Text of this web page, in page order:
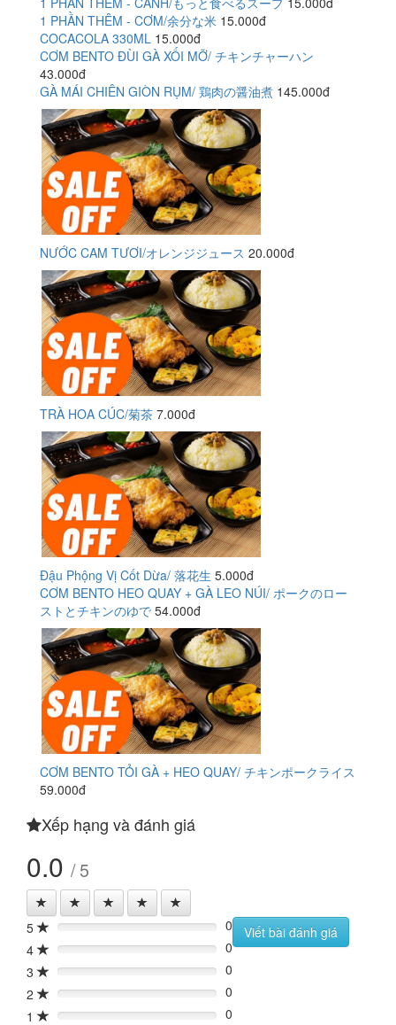
1 PHẦN THÊM - CƠM/余分な米 15.000đ
COCACOLA 330ML 15.000đ
CƠM BENTO ĐÙI GÀ XỐI MỠ/ チキンチャーハン
43.000đ
GÀ MÁI CHIÊN GIÒN RỤM/ 鶏肉の醤油煮 145.000đ
NƯỚC CAM TƯƠI/オレンジジュース 20.000đ
TRÀ HOA CÚC/菊茶 7.000đ
Đậu Phộng Vị Cốt Dừa/ 落花生 5.000đ
CƠM BENTO HEO QUAY + GÀ LEO NÚI/ ポークのロー
ストとチキンのゆで 54.000đ
CƠM BENTO TỎI GÀ + HEO QUAY/ チキンポークライス
59.000đ
Xếp hạng và đánh giá
0.0 / 5
5 0%
0
4
0%
0
3
0%
0
2
0%
0
1
0% 0
Viết bài đánh giá